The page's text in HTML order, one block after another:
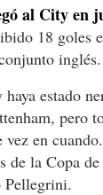
al City en
18 goles
inglés.
estado
pero
vez en
de la Copa
Pellegrini.